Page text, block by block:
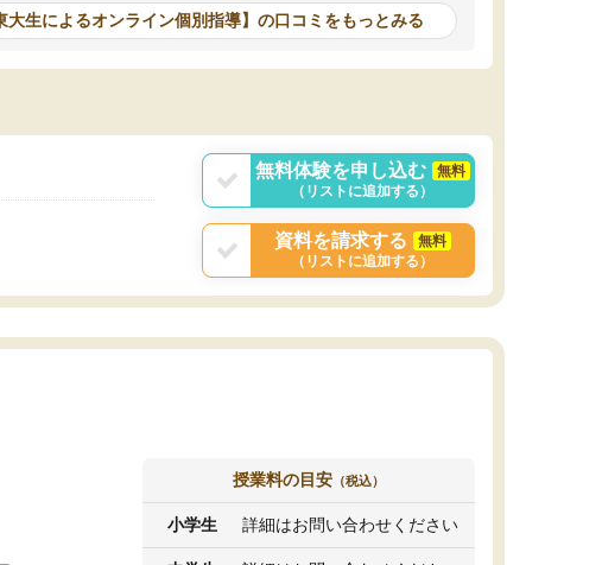
間の時間を使って進められる
、それであれば自学自習で
仕方が分からず辞めること
ツーマン指導によって、自分の志望校にふさわ
しいオリジナルのカリキュラムを提案してくれ
と感じました。
大生によるオンライン個別指導】の口コミをもっとみる
無料体験を申し込む
無料
（リストに追加する）
資料を請求する
無料
（リストに追加する）
授業料の目安 （税込）
小学生 詳細はお問い合わせください